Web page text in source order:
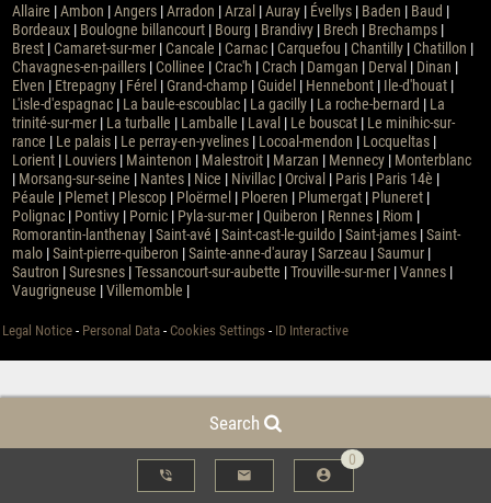
0
Search
Allaire |Ambon |Angers|Arradon |Arzal |Auray| Évellys| Baden | Baud |
Bordeaux| Boulogne billancourt| Bourg | Brandivy| Brech | Brechamps|
Brest|Camaret-sur-mer|Cancale |Carnac|Carquefou |Chantilly|Chatillon |
Chavagnes-en-paillers|Collinee |Crac'h |Crach | Damgan | Derval | Dinan |
Elven | Etrepagny| Férel |Grand-champ|Guidel | Hennebont| Ile-d'houat|
L'isle-d'espagnac| La baule-escoublac| La gacilly| La roche-bernard | La
trinité-sur-mer| La turballe | Lamballe | Laval | Le bouscat| Le minihic-sur-
rance | Le palais| Le perray-en-yvelines| Locoal-mendon | Locqueltas|
Lorient| Louviers| Maintenon | Malestroit| Marzan | Mennecy| Monterblanc
| Morsang-sur-seine | Nantes| Nice | Nivillac| Orcival | Paris| Paris 14è |
Péaule | Plemet| Plescop| Ploërmel | Ploeren | Plumergat| Pluneret|
Polignac| Pontivy| Pornic| Pyla-sur-mer|Quiberon | Rennes| Riom |
Romorantin-lanthenay|Saint-avé |Saint-cast-le-guildo|Saint-james|Saint-
malo|Saint-pierre-quiberon |Sainte-anne-d'auray|Sarzeau |Saumur|
Sautron |Suresnes|Tessancourt-sur-aubette |Trouville-sur-mer|Vannes|
Vaugrigneuse |Villemomble |
Legal Notice - Personal Data - Cookies Settings - ID Interactive